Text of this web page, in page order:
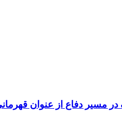
مسیر دفاع از عنوان